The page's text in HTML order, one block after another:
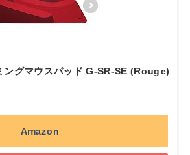
ングマウスパッド G-SR-SE (Rouge)
Amazon